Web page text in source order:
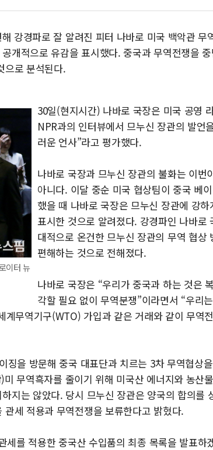
카카오, 'AI
경찰, '홍
삼성전자,
LX하우시
토마토시
[특징주] 고
한·체코
SBI저축
美중간선
강경파로 잘 알려진 피터 나바로 미국 백악관 무
개적으로 유감을 표시했다. 중국과 무역전쟁을
으로 분석된다.
이터 뉴
30일(현지시간) 나바로 국장은 미국 공영
NPR과의 인터뷰에서 므누신 장관의 발언
러운 언사”라고 평가했다.
나바로 국장과 므누신 장관의 불화는 이번
아니다. 이달 중순 미국 협상팀이 중국 베
했을 때 나바로 국장은 므누신 장관에 강하
표시한 것으로 알려졌다. 강경파인 나바로
대적으로 온건한 므누신 장관의 무역 협상
편해하는 것으로 전해졌다.
나바로 국장은 “우리가 중국과 하는 것은
각할 필요 없이 무역분쟁”이라면서 “우리
무역기구(WTO) 가입과 같은 거래와 같이 무역
징을 방문해 중국 대표단과 치르는 3차 무역협상
무역흑자를 줄이기 위해 미국산 에너지와 농산
지는 않았다. 당시 므누신 장관은 양국의 합의를
세 적용과 무역전쟁을 보류한다고 밝혔다.
를 적용한 중국산 수입품의 최종 목록을 발표하